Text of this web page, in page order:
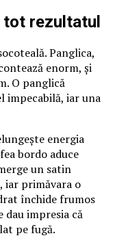
rezultatul
Panglica,
enorm, și
O panglică
iar una
energia
bordo aduce
un satin
iar primăvara o
închide frumos
dau impresia că
pe fugă.